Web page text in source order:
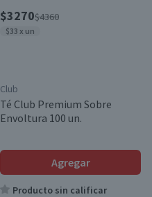
$3270$4360
$33 x un
Club
Té Club Premium Sobre
Envoltura 100 un.
Agregar
Producto sin calificar